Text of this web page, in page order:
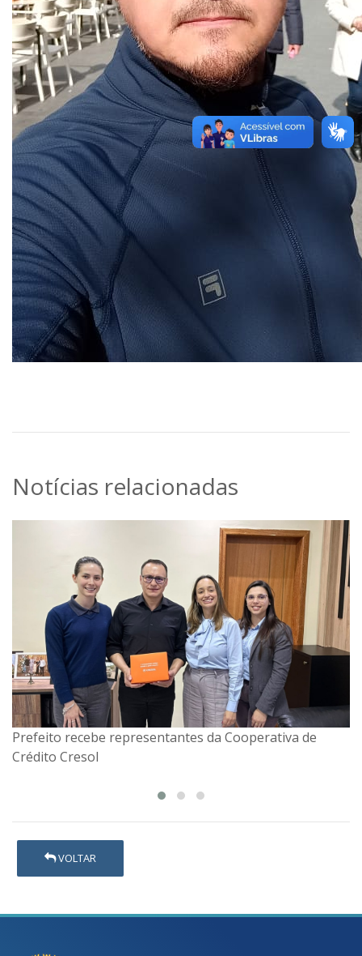
Notícias relacionadas
Prefeito recebe representantes da Cooperativa de
Crédito Cresol
8° NAR - reunião com COMPEDEC e Assistência Social
VOLTAR